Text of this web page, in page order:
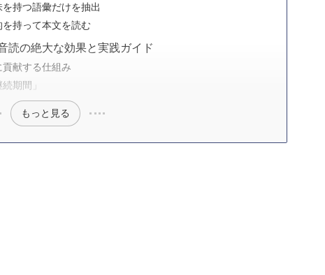
持つ語彙だけを抽出
持って本文を読む
読の絶大な効果と実践ガイド
献する仕組み
期間」
もっと見る